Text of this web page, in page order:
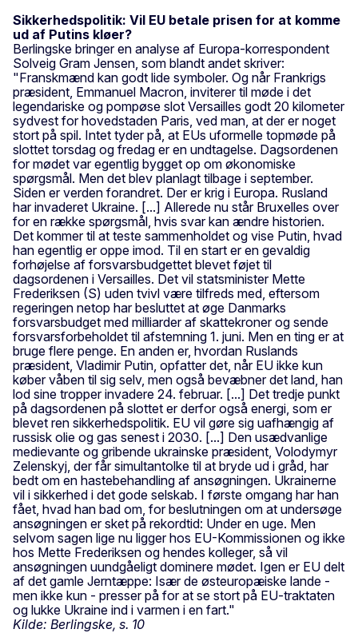
Sikkerhedspolitik: Vil EU betale prisen for at komme
ud af Putins kløer?
Berlingske bringer en analyse af Europa-korrespondent
Solveig Gram Jensen, som blandt andet skriver:
"Franskmænd kan godt lide symboler. Og når Frankrigs
præsident, Emmanuel Macron, inviterer til møde i det
legendariske og pompøse slot Versailles godt 20 kilometer
sydvest for hovedstaden Paris, ved man, at der er noget
stort på spil. Intet tyder på, at EUs uformelle topmøde på
slottet torsdag og fredag er en undtagelse. Dagsordenen
for mødet var egentlig bygget op om økonomiske
spørgsmål. Men det blev planlagt tilbage i september.
Siden er verden forandret. Der er krig i Europa. Rusland
har invaderet Ukraine. [...] Allerede nu står Bruxelles over
for en række spørgsmål, hvis svar kan ændre historien.
Det kommer til at teste sammenholdet og vise Putin, hvad
han egentlig er oppe imod. Til en start er en gevaldig
forhøjelse af forsvarsbudgettet blevet føjet til
dagsordenen i Versailles. Det vil statsminister Mette
Frederiksen (S) uden tvivl være tilfreds med, eftersom
regeringen netop har besluttet at øge Danmarks
forsvarsbudget med milliarder af skattekroner og sende
forsvarsforbeholdet til afstemning 1. juni. Men en ting er at
bruge flere penge. En anden er, hvordan Ruslands
præsident, Vladimir Putin, opfatter det, når EU ikke kun
køber våben til sig selv, men også bevæbner det land, han
lod sine tropper invadere 24. februar. [...] Det tredje punkt
på dagsordenen på slottet er derfor også energi, som er
blevet ren sikkerhedspolitik. EU vil gøre sig uafhængig af
russisk olie og gas senest i 2030. [...] Den usædvanlige
medievante og gribende ukrainske præsident, Volodymyr
Zelenskyj, der får simultantolke til at bryde ud i gråd, har
bedt om en hastebehandling af ansøgningen. Ukrainerne
vil i sikkerhed i det gode selskab. I første omgang har han
fået, hvad han bad om, for beslutningen om at undersøge
ansøgningen er sket på rekordtid: Under en uge. Men
selvom sagen lige nu ligger hos EU-Kommissionen og ikke
hos Mette Frederiksen og hendes kolleger, så vil
ansøgningen uundgåeligt dominere mødet. Igen er EU delt
af det gamle Jerntæppe: Især de østeuropæiske lande -
men ikke kun - presser på for at se stort på EU-traktaten
og lukke Ukraine ind i varmen i en fart."
Kilde: Berlingske, s. 10